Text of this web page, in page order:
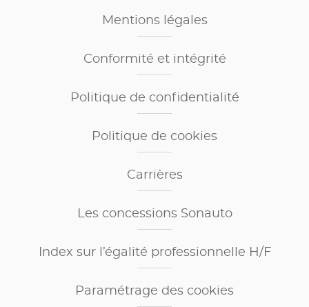
Mentions légales
Conformité et intégrité
Politique de confidentialité
Politique de cookies
Carrières
Les concessions Sonauto
Index sur l’égalité professionnelle H/F
Paramétrage des cookies